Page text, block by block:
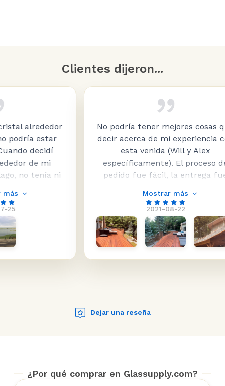
Clientes dijeron...
estar
decidí
mi
tenía ni
muchas
tan
Su
entrega
2021-08-22
No podría tener mejores cosas que
decir acerca de mi experiencia con
esta venida (Will y Alex
específicamente). El proceso de
pedido fue fácil, la entrega fue
era cerca de 2500 libras de vidrio,
para una barandilla de 135 pies), y
el servicio a lo largo de la
experiencia fue genial. Los
productos en sí son de muy alta
calidad (no se deje engañar
fuerte y cristalino. Cuando me
faltó una pequeña pieza (unos
Y ten en cuenta que todo esto fue
Mostrar más
Dejar una reseña
¿Por qué comprar en Glassupply.com?